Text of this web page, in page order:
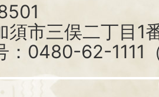
須市三俣二丁目1
：0480-62-1111